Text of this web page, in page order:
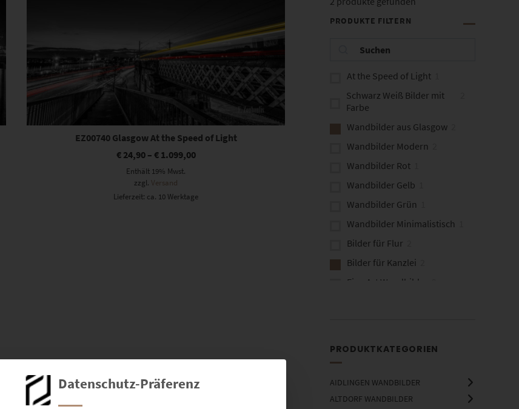
EZ00740 Glasgow At the Speed of Light
€24,90– €1.099,00
Enthält 19% Mwst.
zzgl.Versand
Lieferzeit: ca. 10 Werktage
PRODUKTE FILTERN
At the Speed of Light
Schwarz Weiß Bilder mit
Farbe
Wandbilder aus Glasgow
Wandbilder Modern
Wandbilder Rot
Wandbilder Gelb
Wandbilder Grün
Wandbilder Minimalistisch
Bilder für Flur
Bilder für Kanzlei
Fine Art Wandbilder
PRODUKTKATEGORIEN
AIDLINGEN WANDBILDER
ALTDORF WANDBILDER
Datenschutz-Präferenz